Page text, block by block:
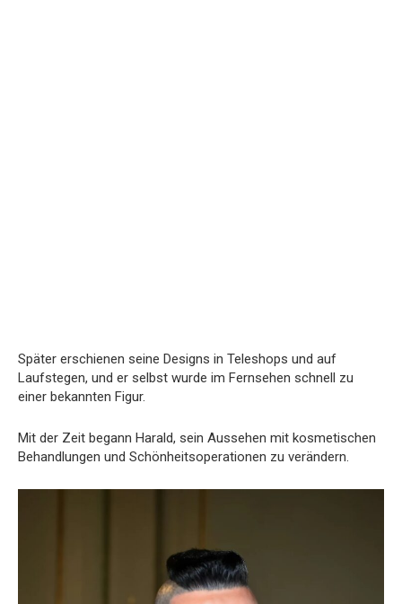
Später erschienen seine Designs in Teleshops und auf
Laufstegen, und er selbst wurde im Fernsehen schnell zu
einer bekannten Figur.
Mit der Zeit begann Harald, sein Aussehen mit kosmetischen
Behandlungen und Schönheitsoperationen zu verändern.